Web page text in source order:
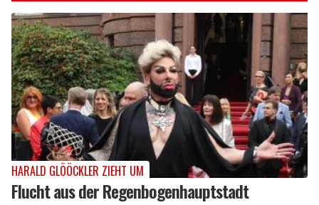
HARALD GLÖÖCKLER ZIEHT UM
Flucht aus der Regenbogenhauptstadt